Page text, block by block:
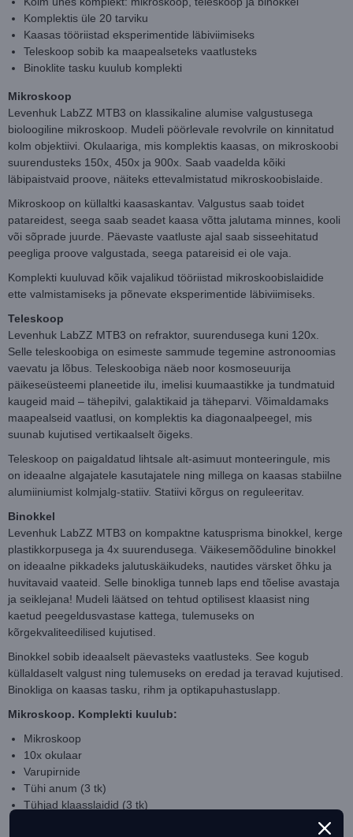
Komplektis üle 20 tarviku
Kaasas tööriistad eksperimentide läbiviimiseks
Teleskoop sobib ka maapealseteks vaatlusteks
Binoklite tasku kuulub komplekti
Mikroskoop
Levenhuk LabZZ MTB3 on klassikaline alumise valgustusega
bioloogiline mikroskoop. Mudeli pöörlevale revolvrile on kinnitatud
kolm objektiivi. Okulaariga, mis komplektis kaasas, on mikroskoobi
suurendusteks 150x, 450x ja 900x. Saab vaadelda kõiki
läbipaistvaid proove, näiteks ettevalmistatud mikroskoobislaide.
Mikroskoop on küllaltki kaasaskantav. Valgustus saab toidet
patareidest, seega saab seadet kaasa võtta jalutama minnes, kooli
või sõprade juurde. Päevaste vaatluste ajal saab sisseehitatud
peegliga proove valgustada, seega patareisid ei ole vaja.
Komplekti kuuluvad kõik vajalikud tööriistad mikroskoobislaidide
ette valmistamiseks ja põnevate eksperimentide läbiviimiseks.
Teleskoop
Levenhuk LabZZ MTB3 on refraktor, suurendusega kuni 120x.
Selle teleskoobiga on esimeste sammude tegemine astronoomias
vaevatu ja lõbus. Teleskoobiga näeb noor kosmoseuurija
päikeseüsteemi planeetide ilu, imelisi kuumaastikke ja tundmatuid
kaugeid maid – tähepilvi, galaktikaid ja täheparvi. Võimaldamaks
maapealseid vaatlusi, on komplektis ka diagonaalpeegel, mis
suunab kujutised vertikaalselt õigeks.
Teleskoop on paigaldatud lihtsale alt-asimuut monteeringule, mis
on ideaalne algajatele kasutajatele ning millega on kaasas stabiilne
alumiiniumist kolmjalg-statiiv. Statiivi kõrgus on reguleeritav.
Binokkel
Levenhuk LabZZ MTB3 on kompaktne katusprisma binokkel, kerge
plastikkorpusega ja 4x suurendusega. Väikesemõõduline binokkel
on ideaalne pikkadeks jalutuskäikudeks, nautides värsket õhku ja
huvitavaid vaateid. Selle binokliga tunneb laps end tõelise avastaja
ja seiklejana! Mudeli läätsed on tehtud optilisest klaasist ning
kaetud peegeldusvastase kattega, tulemuseks on
kõrgekvaliteedilised kujutised.
Binokkel sobib ideaalselt päevasteks vaatlusteks. See kogub
küllaldaselt valgust ning tulemuseks on eredad ja teravad kujutised.
Binokliga on kaasas tasku, rihm ja optikapuhastuslapp.
Mikroskoop. Komplekti kuulub:
Mikroskoop
10x okulaar
Varupirnide
Tühi anum (3 tk)
Tühjad klaasslaidid (3 tk)